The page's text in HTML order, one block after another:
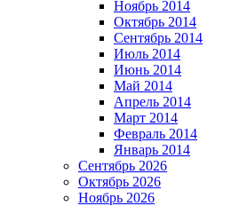
Ноябрь 2014
Октябрь 2014
Сентябрь 2014
Июль 2014
Июнь 2014
Май 2014
Апрель 2014
Март 2014
Февраль 2014
Январь 2014
Сентябрь 2026
Октябрь 2026
Ноябрь 2026